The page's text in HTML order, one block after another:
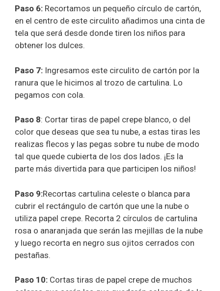
Paso 6: Recortamos un pequeño círculo de cartón,
en el centro de este circulito añadimos una cinta de
tela que será desde donde tiren los niños para
obtener los dulces.
Paso 7: Ingresamos este circulito de cartón por la
ranura que le hicimos al trozo de cartulina. Lo
pegamos con cola.
Paso 8: Cortar tiras de papel crepe blanco, o del
color que deseas que sea tu nube, a estas tiras les
realizas flecos y las pegas sobre tu nube de modo
tal que quede cubierta de los dos lados. ¡Es la
parte más divertida para que participen los niños!
Paso 9:Recortas cartulina celeste o blanca para
cubrir el rectángulo de cartón que une la nube o
utiliza papel crepe. Recorta 2 círculos de cartulina
rosa o anaranjada que serán las mejillas de la nube
y luego recorta en negro sus ojitos cerrados con
pestañas.
Paso 10: Cortas tiras de papel crepe de muchos